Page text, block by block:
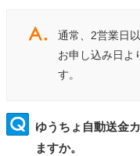
通常、2営業日
お申し込み日よ
す。
ゆうちょ自動送金
ますか。